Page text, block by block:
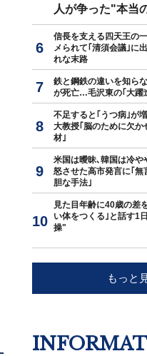
人が争った"本当
信長を支える四天王の
メられて｢清須会議｣に
れな末路
鉄と鋼鉄の違いを知ら
が死亡…毛沢東の｢大躍
不足すると｢うつ病｣が
大教授｢脳のために欠
材｣
米国は曖昧､韓国は冷
怒させた高市発言に｢無
胆な手法｣
見た目年齢に40歳の差
い体をつくる｣と話す1
操"
もっと